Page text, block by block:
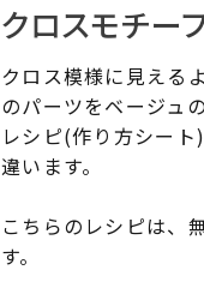
クロスモチー
クロス模様に見える
のパーツをベージュ
レシピ(作り方シー
違います。
こちらのレシピは、
す。